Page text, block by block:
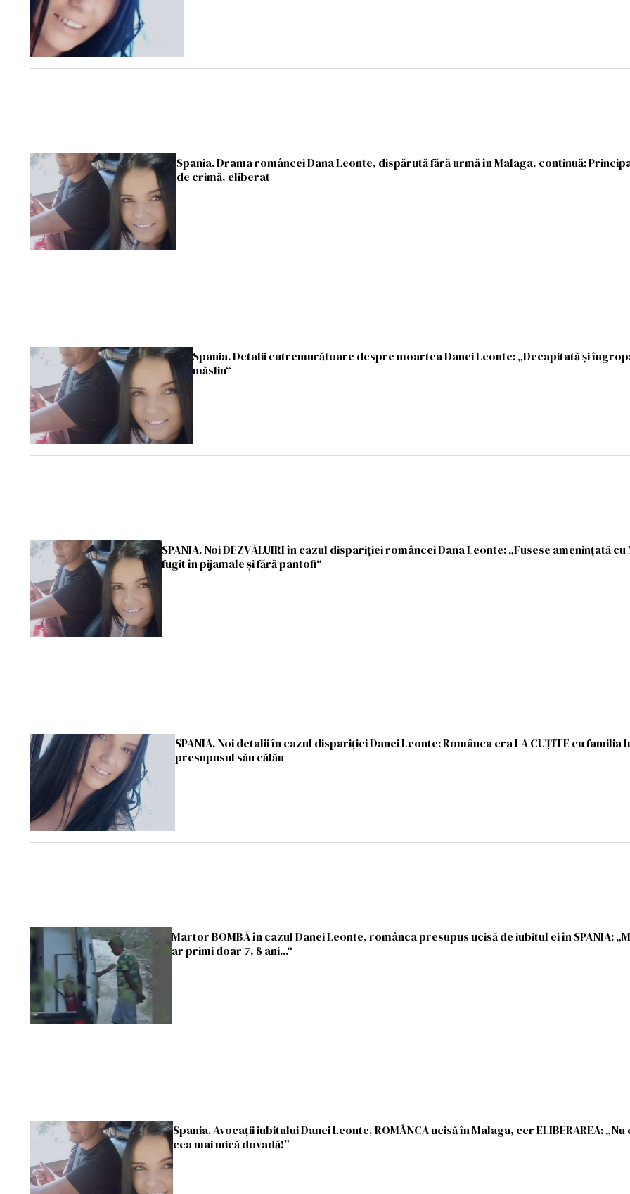
Spania. Drama româncei Dana Leonte, dispărută fără urmă în Malaga, continuă:
de crimă, eliberat
Spania. Detalii cutremurătoare despre moartea Danei Leonte: „Decapitată și
măslin“
SPANIA. Noi DEZVĂLUIRI în cazul dispariției româncei Dana Leonte: „Fusese amenințată cu
fugit în pijamale și fără pantofi“
SPANIA. Noi detalii în cazul dispariției Danei Leonte: Românca era LA CUȚITE cu familia
presupusul său călău
Martor BOMBĂ în cazul Danei Leonte, românca presupus ucisă de iubitul ei în SPANIA:
ar primi doar 7, 8 ani...“
Spania. Avocații iubitului Danei Leonte, ROMÂNCA ucisă în Malaga, cer ELIBERAREA:
cea mai mică dovadă!”